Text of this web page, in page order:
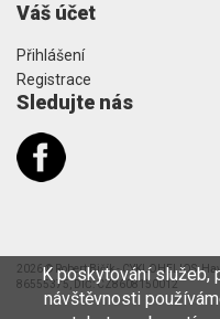
Váš účet
Přihlášení
Registrace
Sledujte nás
2026 © Robert Bičík - CYKLOHELIOS,
86555375, DIČ: CZ8608150012
K poskytování služeb,
návštěvnosti